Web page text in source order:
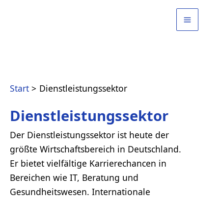
Start Dienstleistungssektor
Dienstleistungssektor
Der Dienstleistungssektor ist heute der
größte Wirtschaftsbereich in Deutschland.
Er bietet vielfältige Karrierechancen in
Bereichen wie IT, Beratung und
Gesundheitswesen. Internationale